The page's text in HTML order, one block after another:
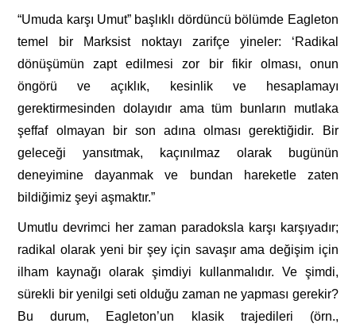
“Umuda karşı Umut” başlıklı dördüncü bölümde Eagleton
temel bir Marksist noktayı zarifçe yineler: ‘Radikal
dönüşümün zapt edilmesi zor bir fikir olması, onun
öngörü ve açıklık, kesinlik ve hesaplamayı
gerektirmesinden dolayıdır ama tüm bunların mutlaka
şeffaf olmayan bir son adına olması gerektiğidir. Bir
geleceği yansıtmak, kaçınılmaz olarak bugünün
deneyimine dayanmak ve bundan hareketle zaten
bildiğimiz şeyi aşmaktır.”
Umutlu devrimci her zaman paradoksla karşı karşıyadır;
radikal olarak yeni bir şey için savaşır ama değişim için
ilham kaynağı olarak şimdiyi kullanmalıdır. Ve şimdi,
sürekli bir yenilgi seti olduğu zaman ne yapması gerekir?
Bu durum, Eagleton’un klasik trajedileri (örn.,